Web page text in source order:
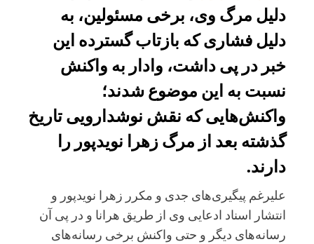
دلیل مرگ وی، برخی مسئولین، به
دلیل فشاری که بازتاب گسترده این
خبر در پی داشت، وادار به واکنش‌
نسبت به این موضوع شدند؛
واکنش‌هایی که نقش نوشدارویی تاریخ
گذشته بعد از مرگ زهرا نویدپور را
دارند.
علیرغم پیگیری‌های جدی و مکرر زهرا نویدپور و
انتشار اسناد ادعایی وی از طریق هرانا و در پی آن
رسانه‌های دیگر و حتی واکنش برخی رسانه‌های